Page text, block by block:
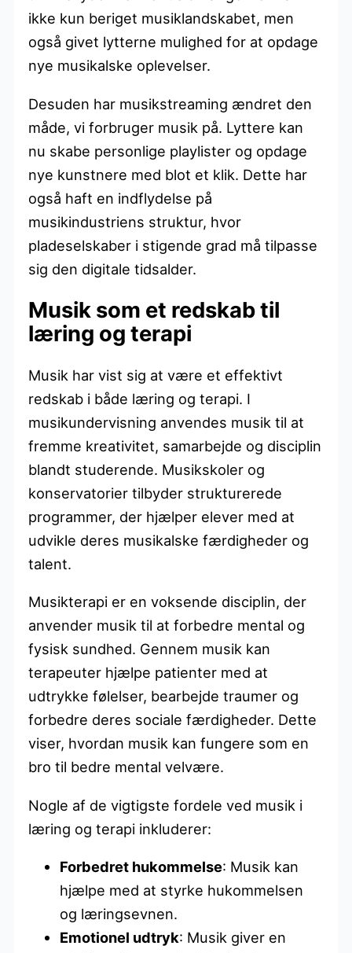
ikke kun beriget musiklandskabet, men
også givet lytterne mulighed for at opdage
nye musikalske oplevelser.
Desuden har musikstreaming ændret den
måde, vi forbruger musik på. Lyttere kan
nu skabe personlige playlister og opdage
nye kunstnere med blot et klik. Dette har
også haft en indflydelse på
musikindustriens struktur, hvor
pladeselskaber i stigende grad må tilpasse
sig den digitale tidsalder.
Musik som et redskab til
læring og terapi
Musik har vist sig at være et effektivt
redskab i både læring og terapi. I
musikundervisning anvendes musik til at
fremme kreativitet, samarbejde og disciplin
blandt studerende. Musikskoler og
konservatorier tilbyder strukturerede
programmer, der hjælper elever med at
udvikle deres musikalske færdigheder og
talent.
Musikterapi er en voksende disciplin, der
anvender musik til at forbedre mental og
fysisk sundhed. Gennem musik kan
terapeuter hjælpe patienter med at
udtrykke følelser, bearbejde traumer og
forbedre deres sociale færdigheder. Dette
viser, hvordan musik kan fungere som en
bro til bedre mental velvære.
Nogle af de vigtigste fordele ved musik i
læring og terapi inkluderer:
Forbedret hukommelse: Musik kan
hjælpe med at styrke hukommelsen
og læringsevnen.
Emotionel udtryk: Musik giver en